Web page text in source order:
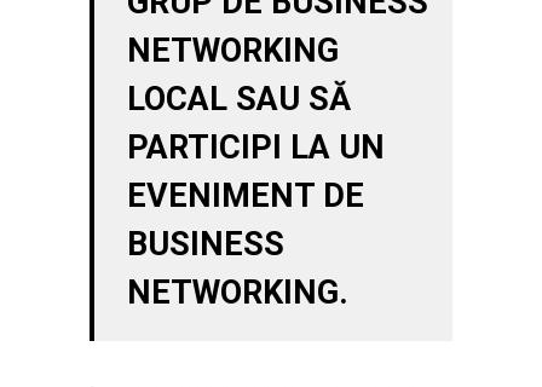
NETWORKING
LOCAL SAU SĂ
PARTICIPI LA UN
EVENIMENT DE
BUSINESS
NETWORKING.